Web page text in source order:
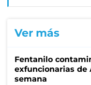
Ver más
Fentanilo
exfuncionarias de
semana